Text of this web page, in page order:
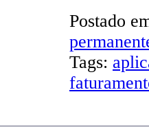
Postado
Tags: